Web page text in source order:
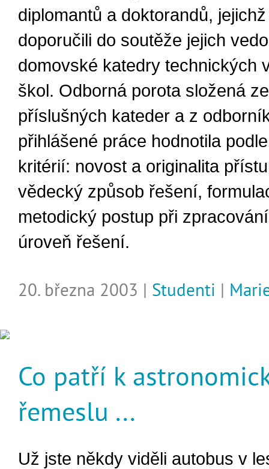
diplomantů a doktorandů,
doporučili do soutěže jejich
domovské katedry technických
škol. Odborná porota složená
příslušných kateder a z
přihlášené práce hodnotila
kritérií: novost a originalita
vědecký způsob řešení,
metodický postup při
úroveň řešení.
20. března 2003 | Studenti |
Co patří k
řemeslu ...
Už jste někdy viděli autobus v